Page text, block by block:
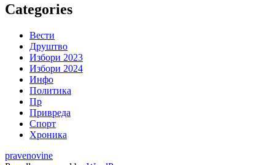
Categories
Вести
Друштво
Избори 2023
Избори 2024
Инфо
Политика
Пр
Привреда
Спорт
Хроника
pravenovine